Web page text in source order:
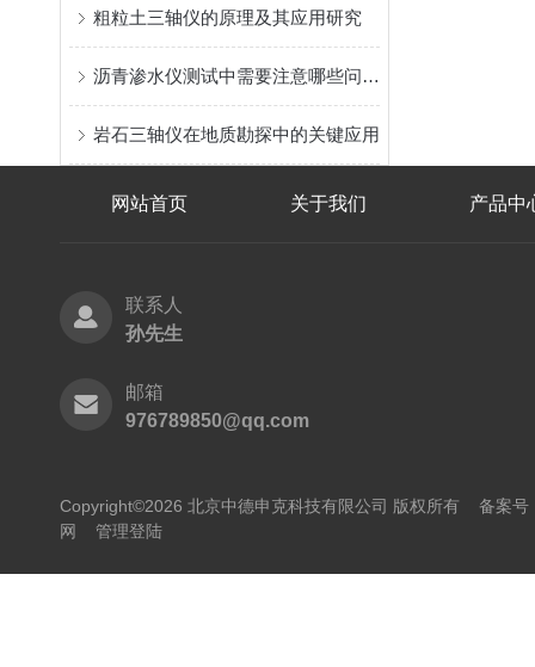
粗粒土三轴仪的原理及其应用研究
沥青渗水仪测试中需要注意哪些问题？
岩石三轴仪在地质勘探中的关键应用
网站首页 关于我们 产品中
联系人
孙先生
邮箱
976789850@qq.com
Copyright©2026 北京中德申克科技有限公司 版权所有 备案号
网
管理登陆